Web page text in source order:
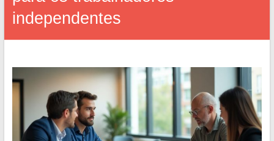
independentes